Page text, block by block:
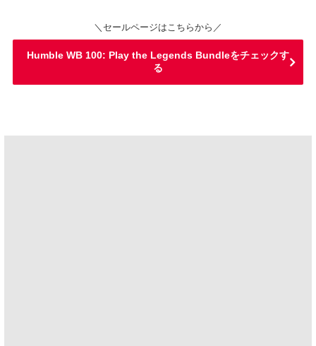
＼セールページはこちらから／
Humble WB 100: Play the Legends Bundleをチェックす
る